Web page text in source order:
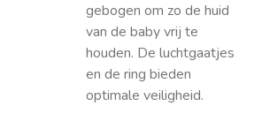
gebogen om zo de huid
van de baby vrij te
houden. De luchtgaatjes
en de ring bieden
optimale veiligheid.